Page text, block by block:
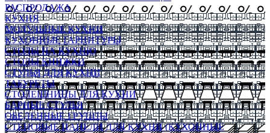
РАСПРОДАЖА
КУХНЯ
МОДУЛЬНЫЕ КУХНИ
КУХОННЫЕ ГАРНИТУРЫ
СТОЛЫ НА КУХНЮ
СТОЛЫ КНИЖКИ
СТУЛЬЯ ДЛЯ КУХНИ
ТАБУРЕТЫ
СТОЛЕШНИЦЫ ДЛЯ КУХНИ
БАРНЫЕ СТУЛЬЯ
ОБЕДЕННЫЕ ГРУППЫ
СТЕНОВЫЕ ПАНЕЛИ ДЛЯ КУХНИ (КУХОННЫЕ